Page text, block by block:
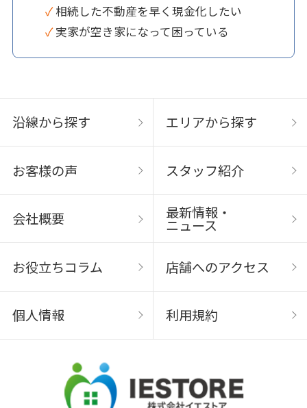
✓ 相続した不動産を早く現金化したい
✓ 実家が空き家になって困っている
沿線から探す エリアから探す
お客様の声 スタッフ紹介
会社概要 最新情報・
ニュース
お役立ちコラム 店舗へのアクセス
個人情報 利用規約